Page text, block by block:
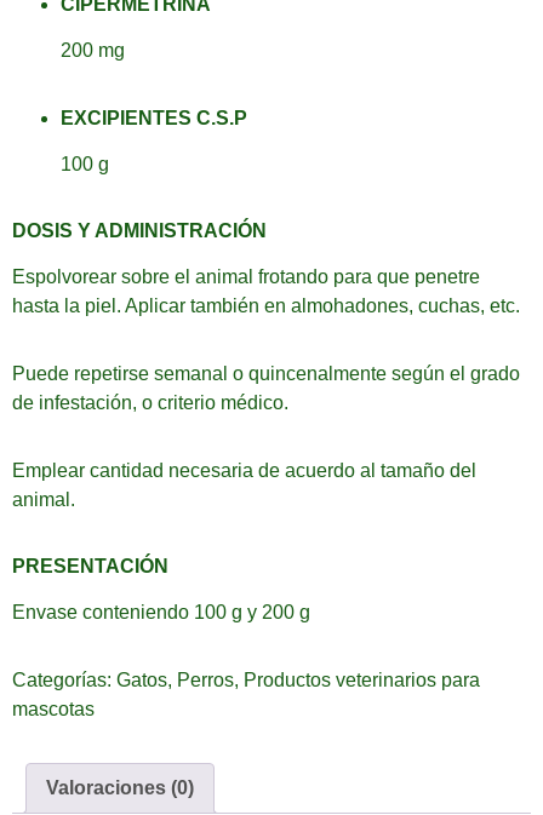
CIPERMETRINA
200 mg
EXCIPIENTES C.S.P
100 g
DOSIS Y ADMINISTRACIÓN
Espolvorear sobre el animal frotando para que penetre
hasta la piel. Aplicar también en almohadones, cuchas, etc.
Puede repetirse semanal o quincenalmente según el grado
de infestación, o criterio médico.
Emplear cantidad necesaria de acuerdo al tamaño del
animal.
PRESENTACIÓN
Envase conteniendo 100 g y 200 g
Categorías: Gatos, Perros, Productos veterinarios para
mascotas
Valoraciones (0)